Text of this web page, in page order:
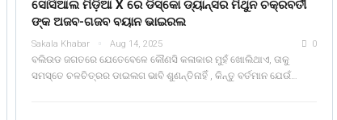
ସୋସିଆଲ ମିଡ଼ିଆ X ରେ ଡିସ୍କୋ ଡ୍ୟାନ୍ସର ମିଥୁନ ଚକ୍ରବର୍ତୀ
ଙ୍କ ଅଜବ-ଗଜବ ବୟାନ ଭାଇରଲ
Sakala Khabar Aug 14, 2025 0
ବଲିଉଡ ଜଗତରେ ଯେତେବେଳେ କୌଣସି କଳାକାର ମୁହଁ ଖୋଲିଥାଏ, ତାକୁ
ସମସ୍ତେ ଚଳଚିତ୍ରର ଡାଇଲଗ ଭାବି ଶୁଣନ୍ତିନାହିଁ , କିନ୍ତୁ ବର୍ତମାନ ଯେଉଁ…